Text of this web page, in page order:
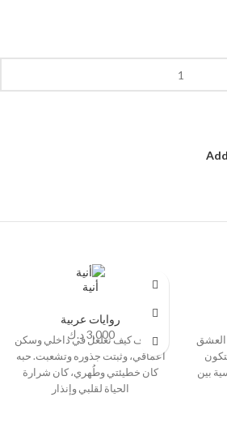
العشق
بين
أنية
روايات عربية
3,000 د.ك
لا أعرف كيف تغلغل في داخلي وسكن
أعماقي، وثبتت جذوره وتشعبت. حبه
كان خطيئتي وطُهري، كان شرارة
الحياة لقلبي وإنذار